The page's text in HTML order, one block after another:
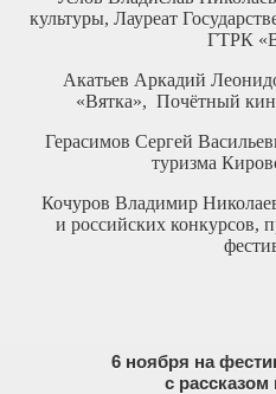
культуры, Лауреат
ГТРК
Акатьев Аркадий
«Вятка», Почётный
Герасимов Сергей
туризма
Кочуров Владимир
и российских конкурсов,
6 ноября на
с рассказом